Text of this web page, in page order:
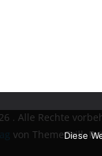
. Alle Rechte
von ThemeGrill.
Diese